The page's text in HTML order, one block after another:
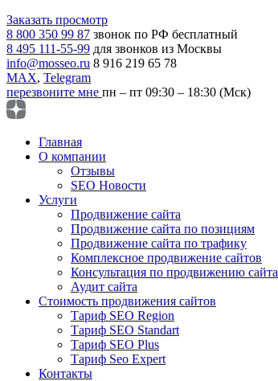
Заказать просмотр
8 800 350 99 87 звонок по РФ бесплатный
8 495 111-55-99 для звонков из Москвы
info@mosseo.ru 8 916 219 65 78
MAX, Telegram
перезвоните мне пн – пт 09:30 – 18:30 (Мск)
Главная
О компании
Отзывы
SEO Новости
Услуги
Продвижение сайта
Продвижение сайта по позициям
Продвижение сайта по трафику
Комплексное продвижение сайтов
Консультация по продвижению сайта
Аудит сайта
Стоимость продвижения сайтов
Тариф SEO Region
Тариф SEO Standart
Тариф SEO Plus
Тариф Seo Expert
Контакты